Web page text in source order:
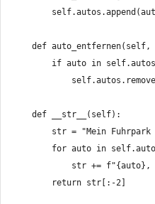
def auto_entfernen(self,
if auto in
    def __str__(self):
str = "Mein Fuhrpark
for auto in
str += f"{auto},
return str[:-2]